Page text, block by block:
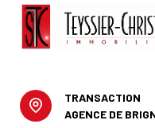
TRANSACTION
AGENCE DE